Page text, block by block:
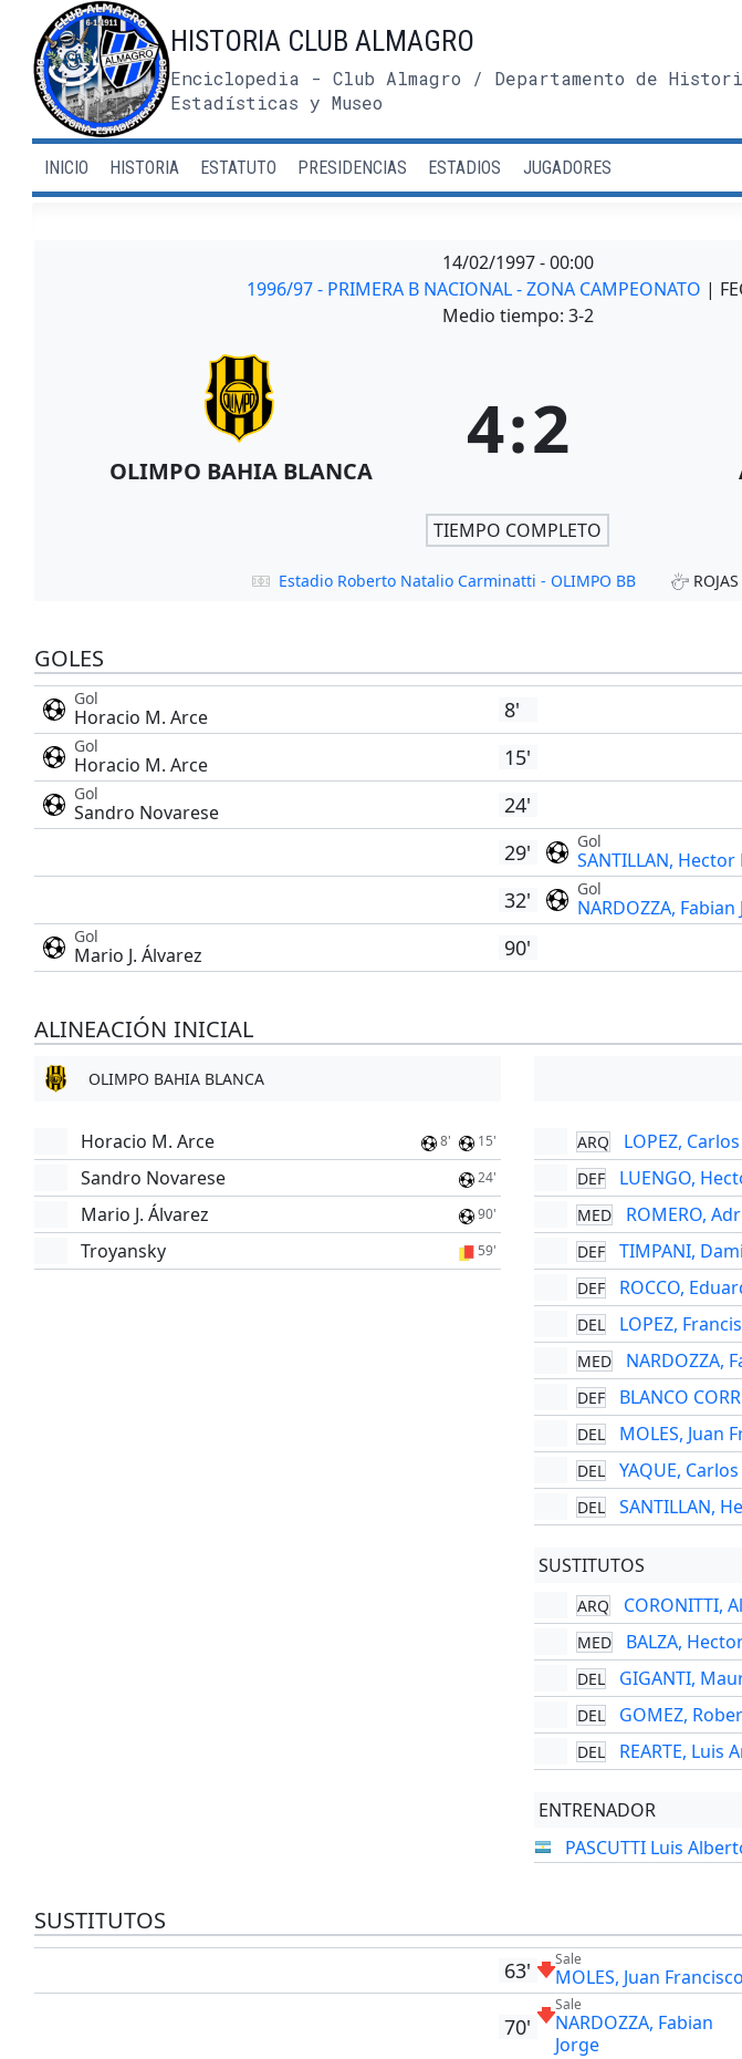
contenido
HISTORIA CLUB ALMAGRO
Enciclopedia - Club Almagro / Departamento de
Estadísticas y Museo
INICIO HISTORIA ESTATUTO PRESIDENCIAS ESTADIOS JUGADORES
14/02/1997-00:00
1996/97 - PRIMERA B NACIONAL - ZONA CAMPEONATO |
Medio tiempo: 3-2
OLIMPO BAHIA BLANCA 4:2
TIEMPO COMPLETO
Estadio Roberto Natalio Carminatti - OLIMPO BB
GOLES
Gol
Horacio M. Arce 8'
Gol
Horacio M. Arce 15'
Gol
Sandro Novarese
24'
29'
Gol
SANTILLAN, Hector
32' Gol
NARDOZZA, Fabian
Gol
Mario J. Álvarez 90'
ALINEACIÓN INICIAL
OLIMPO BAHIA BLANCA
Horacio M. Arce 8' 15'
Sandro Novarese 24'
Mario J. Álvarez 90'
Troyansky 59'
ARQ LOPEZ,
DEF LUENGO,
MED ROMERO,
DEF TIMPANI,
DEF ROCCO,
DEL LOPEZ,
MED NARDOZZA,
DEF BLANCO
DEL MOLES, Juan
DEL YAQUE,
DEL SANTILLAN,
SUSTITUTOS
ARQ CORONITTI,
MED BALZA,
DEL GIGANTI,
DEL GOMEZ,
DEL REARTE, Luis
ENTRENADOR
PASCUTTI Luis
SUSTITUTOS
63' Sale
MOLES, Juan Francisco
70'
Sale
NARDOZZA, Fabian
Jorge